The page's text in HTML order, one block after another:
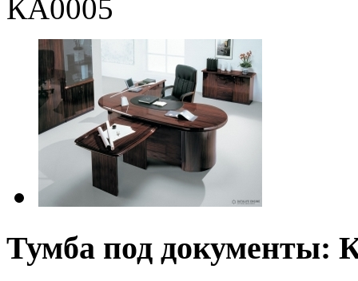
КА0005
Тумба под документы: